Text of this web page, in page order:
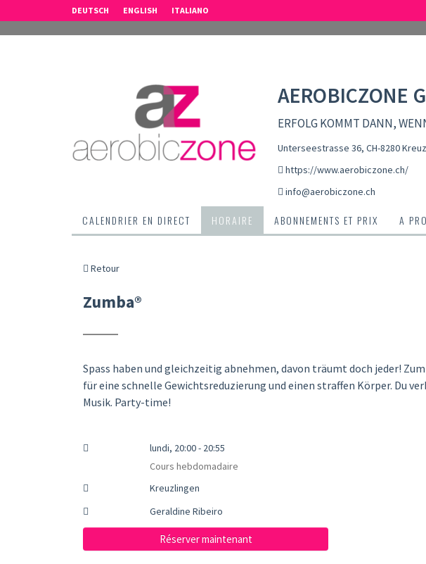
DEUTSCH ENGLISH ITALIANO
AEROBICZONE
ERFOLG KOMMT DANN,
Unterseestrasse 36, CH-8280
https://www.aerobiczone.ch/
info@aerobiczone.ch
CALENDRIER EN DIRECT HORAIRE ABONNEMENTS ET PRIX A
Retour
Zumba®
Spass haben und gleichzeitig abnehmen, davon träumt doch jeder!
für eine schnelle Gewichtsreduzierung und einen straffen Körper. Du
Musik. Party-time!
lundi, 20:00 - 20:55
Cours hebdomadaire
Kreuzlingen
Geraldine Ribeiro
Réserver maintenant